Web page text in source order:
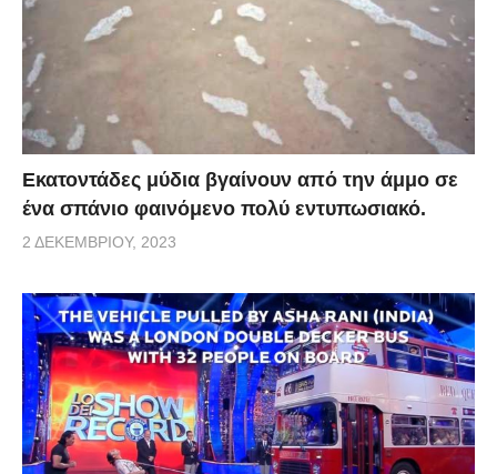
Εκατοντάδες μύδια βγαίνουν από την άμμο σε
ένα σπάνιο φαινόμενο πολύ εντυπωσιακό.
2 ΔΕΚΕΜΒΡΊΟΥ, 2023